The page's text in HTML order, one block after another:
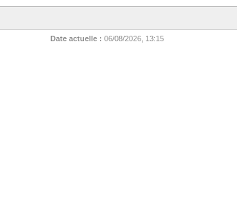
Date actuelle : 06/08/2026, 13:15